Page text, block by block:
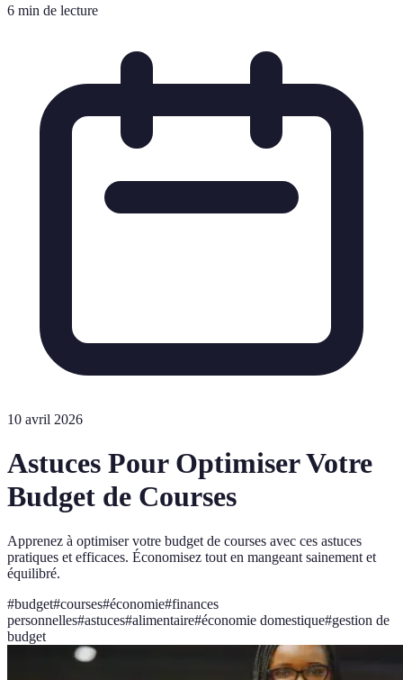
6 min de lecture
10 avril 2026
Astuces Pour Optimiser Votre
Budget de Courses
Apprenez à optimiser votre budget de courses avec ces astuces
pratiques et efficaces. Économisez tout en mangeant sainement et
équilibré.
#budget#courses#économie#finances
personnelles#astuces#alimentaire#économie domestique#gestion de
budget